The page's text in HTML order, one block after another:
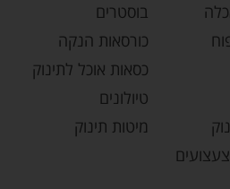
בוסטרים
כורסאות הנקה
כסאות אוכל לתינוק
טיולונים
מיטות תינוק